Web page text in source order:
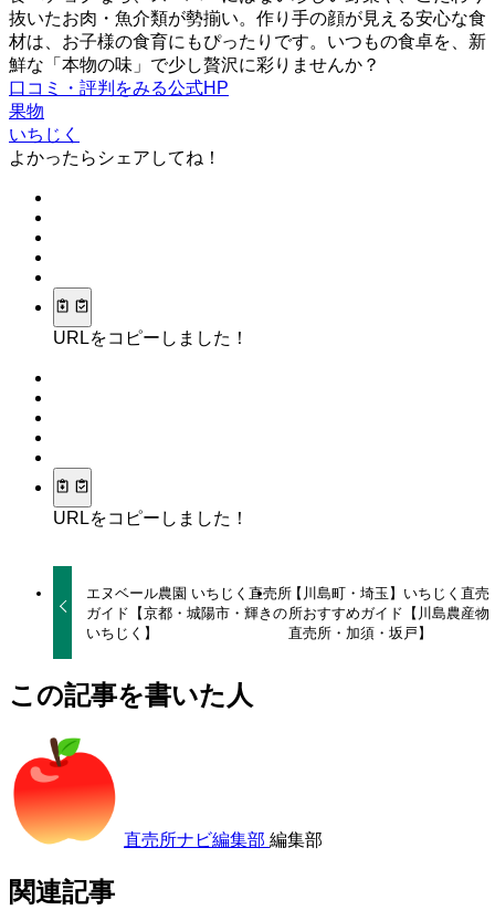
抜いたお肉・魚介類が勢揃い。作り手の顔が見える安心な食
材は、お子様の食育にもぴったりです。いつもの食卓を、新
鮮な「本物の味」で少し贅沢に彩りませんか？
口コミ・評判をみる公式HP
果物
いちじく
よかったらシェアしてね！
URLをコピーしました！
URLをコピーしました！
エヌベール農園 いちじく直売所
ガイド【京都・城陽市・輝きの
いちじく】
【川島町・埼玉】いちじく直売
所おすすめガイド【川島農産物
直売所・加須・坂戸】
この記事を書いた人
直売所ナビ編集部 編集部
関連記事